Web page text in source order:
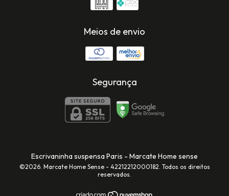
Meios de envio
Segurança
Escrivaninha suspensa Paris - Marcate Home sense
©2026. Marcate Home Sense - 42212212000182. Todos os direitos
reservados.